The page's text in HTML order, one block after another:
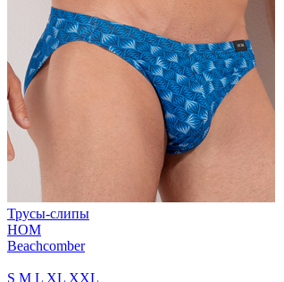
Трусы-слипы
HOM
Beachcomber
S M L XL XXL